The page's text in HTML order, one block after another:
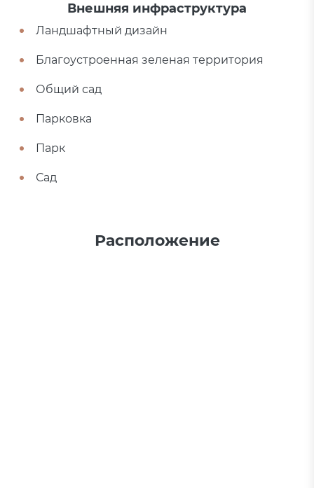
Внешняя инфраструктура
Ландшафтный дизайн
Благоустроенная зеленая территория
Общий сад
Парковка
Парк
Сад
Расположение